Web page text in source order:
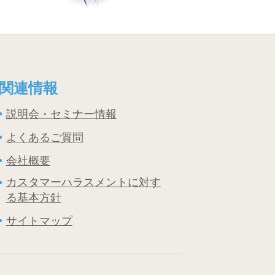
連情報
説明会・セミナー情報
よくあるご質問
会社概要
カスタマーハラスメントに対す
る基本方針
サイトマップ